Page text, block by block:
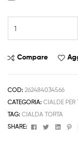
INSIDE
Decorazione
o
Zucchero
cod001
Compare
COD: 262484034566
CATEGORIA: CIALDE PER
TAG: CIALDA TORTA
SHARE:
FacebookTwitter